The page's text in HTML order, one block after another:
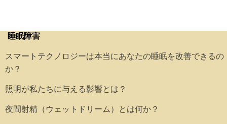
睡眠障害
スマートテクノロジーは本当にあなたの睡眠を改善できるの
か？
照明が私たちに与える影響とは？
夜間射精（ウェットドリーム）とは何か？